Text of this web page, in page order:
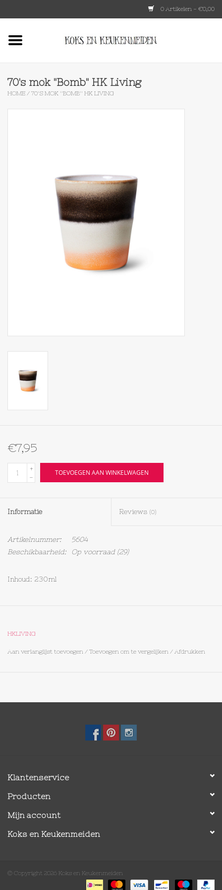
0 Artikelen - €0,00
Keukenspullen
Food
Boeken
Textiel
Olieflessen
70's mok ''Bomb'' HK Living
HOME / 70'S MOK ''BOMB'' HK LIVING
€7,95
+
-
TOEVOEGEN AAN WINKELWAGEN
Informatie Reviews (0)
Artikelnummer:
5604
Beschikbaarheid:
Op voorraad(29)
Inhoud: 230ml
HKLIVING
Aan verlanglijst toevoegen / Toevoegen om te vergelijken / Afdrukken
Klantenservice
Producten
Mijn account
Koks en Keukenmeiden
© Copyright 2026 Koks en Keukenmeiden